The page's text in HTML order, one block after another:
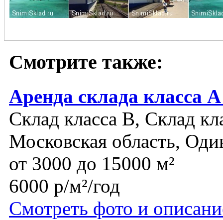
Смотрите также:
Аренда склада класса
Склад класса B, Склад
Московская область,
от 3000 до 15000 м²
6000 р/м²/год
Смотреть фото и